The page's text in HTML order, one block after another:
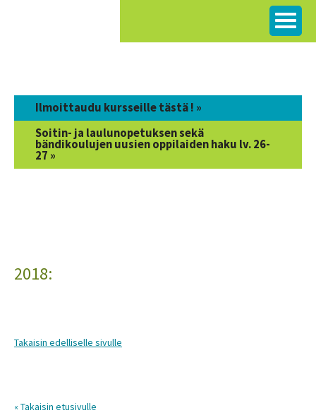
Ilmoittaudu kursseille tästä ! »
Soitin- ja laulunopetuksen sekä
bändikoulujen uusien oppilaiden haku lv. 26-
27 »
2018:
Takaisin edelliselle sivulle
« Takaisin etusivulle